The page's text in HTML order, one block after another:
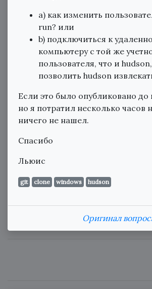
a) как изменить
run? или
b) подключиться к
компьютеру с той же
пользователя, что и
позволить hudson
Если это было опубликовано до
но я потратил несколько часов
ничего не нашел.
Спасибо
Льюис
git clone windows hudson
Оригинал